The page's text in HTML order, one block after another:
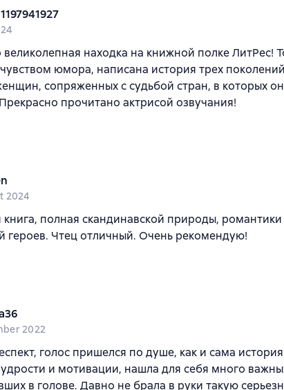
находка на книжной полке ЛитРес!
юмора, написана история трех
сопряженных с судьбой стран, в которых
прочитано актрисой озвучания!
2024
полная скандинавской природы,
героев. Чтец отличный. Очень рекомендую!
2022
голос пришелся по душе, как и сама
и мотивации, нашла для себя много
в голове. Давно не брала в руки такую